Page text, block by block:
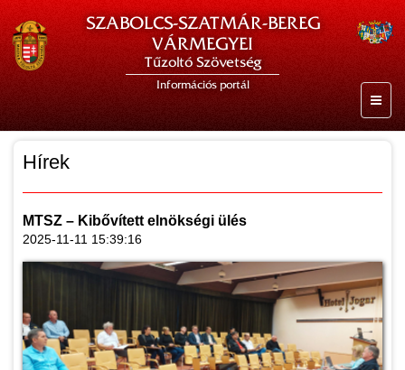
SZABOLCS-SZATMÁR-BEREG
VÁRMEGYEI
Tűzoltó Szövetség
Információs portál
Hírek
MTSZ – Kibővített elnökségi ülés
2025-11-11 15:39:16